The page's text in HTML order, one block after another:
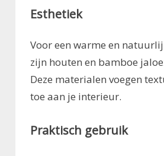
Esthetiek
Voor een warme en
zijn houten en bamboe
Deze materialen voegen
toe aan je interieur.
Praktisch gebruik